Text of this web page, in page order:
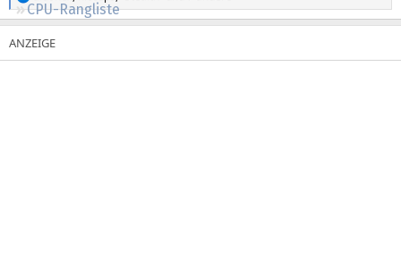
CPU-Rangliste
e
a
k
t